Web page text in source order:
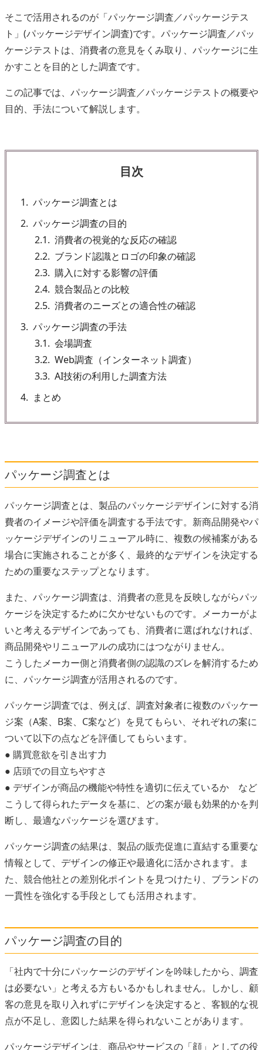
そこで活用されるのが「パッケージ調査／パッケージテス
ト」(パッケージデザイン調査)です。パッケージ調査／パッ
ケージテストは、消費者の意見をくみ取り、パッケージに生
かすことを目的とした調査です。
この記事では、パッケージ調査／パッケージテストの概要や
目的、手法について解説します。
目次
1
パッケージ調査とは
2 パッケージ調査の目的
2.1
消費者の視覚的な反応の確認
2.2 ブランド認識とロゴの印象の確認
2.3 購入に対する影響の評価
2.4 競合製品との比較
2.5 消費者のニーズとの適合性の確認
3 パッケージ調査の手法
3.1
会場調査
3.2 Web調査（インターネット調査）
3.3 AI技術の利用した調査方法
4
まとめ
パッケージ調査とは
パッケージ調査とは、製品のパッケージデザインに対する消
費者のイメージや評価を調査する手法です。新商品開発やパ
ッケージデザインのリニューアル時に、複数の候補案がある
場合に実施されることが多く、最終的なデザインを決定する
ための重要なステップとなります。
また、パッケージ調査は、消費者の意見を反映しながらパッ
ケージを決定するために欠かせないものです。メーカーがよ
いと考えるデザインであっても、消費者に選ばれなければ、
商品開発やリニューアルの成功にはつながりません。
こうしたメーカー側と消費者側の認識のズレを解消するため
に、パッケージ調査が活用されるのです。
パッケージ調査では、例えば、調査対象者に複数のパッケー
ジ案（A案、B案、C案など）を見てもらい、それぞれの案に
ついて以下の点などを評価してもらいます。
● 購買意欲を引き出す力
● 店頭での目立ちやすさ
● デザインが商品の機能や特性を適切に伝えているか など
こうして得られたデータを基に、どの案が最も効果的かを判
断し、最適なパッケージを選びます。
パッケージ調査の結果は、製品の販売促進に直結する重要な
情報として、デザインの修正や最適化に活かされます。ま
た、競合他社との差別化ポイントを見つけたり、ブランドの
一貫性を強化する手段としても活用されます。
パッケージ調査の目的
「社内で十分にパッケージのデザインを吟味したから、調査
は必要ない」と考える方もいるかもしれません。しかし、顧
客の意見を取り入れずにデザインを決定すると、客観的な視
点が不足し、意図した結果を得られないことがあります。
パッケージデザインは、商品やサービスの「顔」としての役